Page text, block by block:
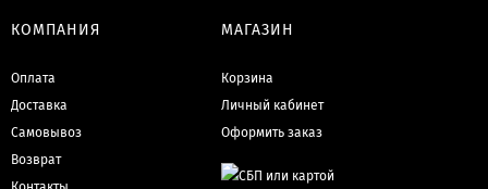
КОМПАНИЯ
Оплата
Доставка
Самовывоз
Возврат
МАГАЗИН
Корзина
Личный кабинет
Оформить заказ